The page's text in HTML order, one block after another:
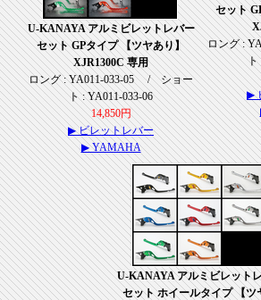
U-KANAYA アルミビレットレバー
セット GPタイプ 【ツヤあり】
XJR1300C 専用
ロング : YA011-033-05 / ショー
ト : YA011-033-06
14,850円
▶ ビレットレバー
▶ YAMAHA
セット
ロング :
ト
▶
U-KANAYA アルミビレット
セット ホイールタイプ 【ツ